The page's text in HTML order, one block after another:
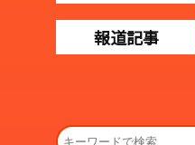
報道記事